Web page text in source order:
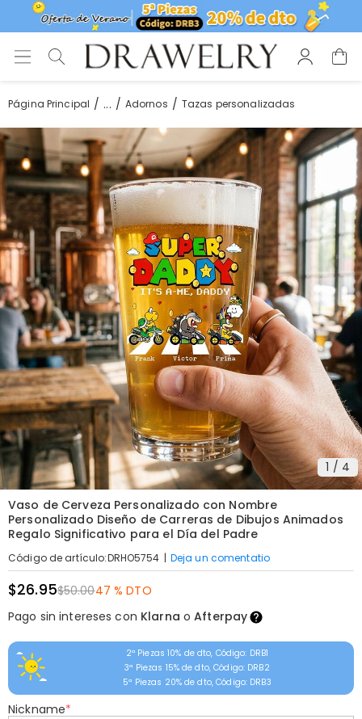
Página Principal ... Adornos Tazas personalizadas
1 / 4
Vaso de Cerveza Personalizado con Nombre
Personalizado Diseño de Carreras de Dibujos Animados
Regalo Significativo para el Día del Padre
Código de artículo:DRHO5754 | Deja un comentatio
$26.95$50.0047 % DTO
Pago sin intereses con Klarna oAfterpay
2ª Piezas 10% de dto, Código: DRB1
3ª Piezas 15% de dto, Código: DRB2
5ª Piezas 20% de dto, Código: DRB3
Nickname*